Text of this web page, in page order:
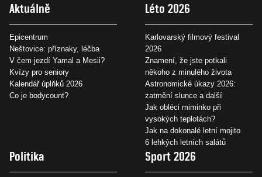
Aktuálně
Epicentrum
Neštovice: příznaky, léčba
V čem jezdí Yamal a Mesii?
Kvízy pro seniory
Kalendář úplňků 2026
Co je bodycount?
Léto 2026
Karlovarský filmový festival
2026
Znamení, že jste potkali
někoho z minulého života
Astronomické úkazy 2026:
zatmění slunce a další
Jak obléci miminko při
vysokých teplotách?
Jak na dokonalé letní mojito
6 lehkých letních salátů
Politika Sport 2026